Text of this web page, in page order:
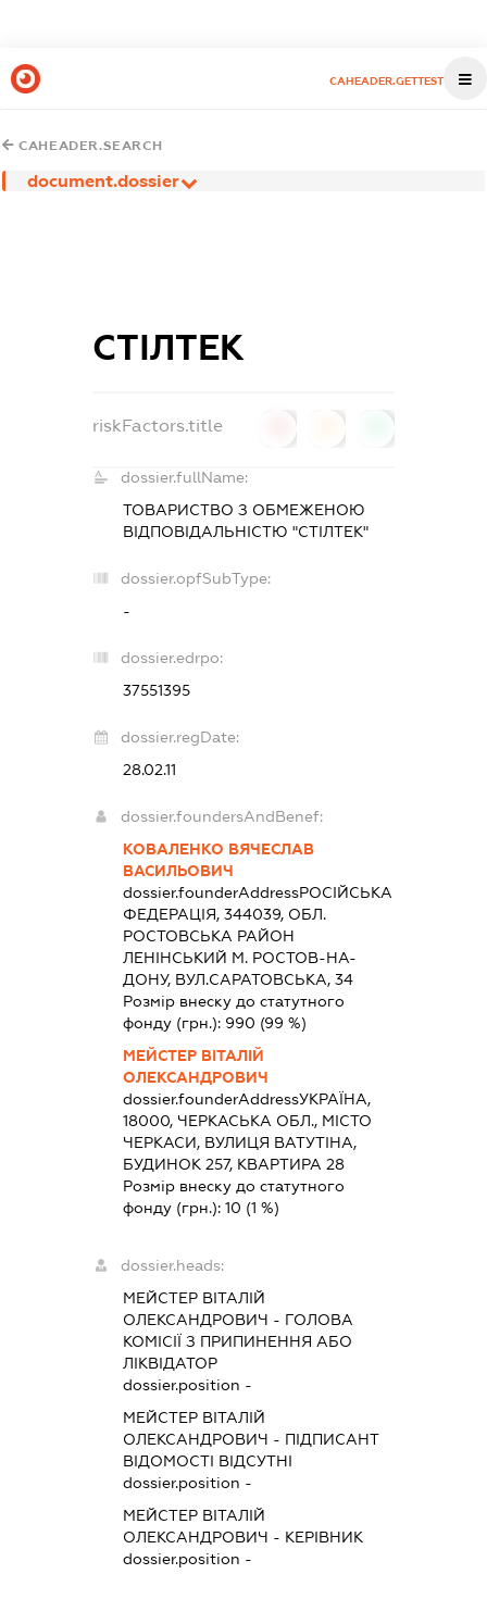
CAHEADER.GETTEST
CAHEADER.SEARCH
document.dossier
СТІЛТЕК
riskFactors.title
dossier.fullName:
ТОВАРИСТВО З ОБМЕЖЕНОЮ
ВІДПОВІДАЛЬНІСТЮ "СТІЛТЕК"
dossier.opfSubType:
-
dossier.edrpo:
37551395
dossier.regDate:
28.02.11
dossier.foundersAndBenef:
КОВАЛЕНКО ВЯЧЕСЛАВ
ВАСИЛЬОВИЧ
dossier.founderAddressРОСІЙСЬКА
ФЕДЕРАЦІЯ, 344039, ОБЛ.
РОСТОВСЬКА РАЙОН
ЛЕНІНСЬКИЙ М. РОСТОВ-НА-
ДОНУ, ВУЛ.САРАТОВСЬКА, 34
Розмір внеску до статутного
фонду (грн.): 990 (99 %)
МЕЙСТЕР ВІТАЛІЙ
ОЛЕКСАНДРОВИЧ
dossier.founderAddressУКРАЇНА,
18000, ЧЕРКАСЬКА ОБЛ., МІСТО
ЧЕРКАСИ, ВУЛИЦЯ ВАТУТІНА,
БУДИНОК 257, КВАРТИРА 28
Розмір внеску до статутного
фонду (грн.): 10 (1 %)
dossier.heads:
МЕЙСТЕР ВІТАЛІЙ
ОЛЕКСАНДРОВИЧ - ГОЛОВА
КОМІСІЇ З ПРИПИНЕННЯ АБО
ЛІКВІДАТОР
dossier.position -
МЕЙСТЕР ВІТАЛІЙ
ОЛЕКСАНДРОВИЧ - ПІДПИСАНТ
ВІДОМОСТІ ВІДСУТНІ
dossier.position -
МЕЙСТЕР ВІТАЛІЙ
ОЛЕКСАНДРОВИЧ - КЕРІВНИК
dossier.position -